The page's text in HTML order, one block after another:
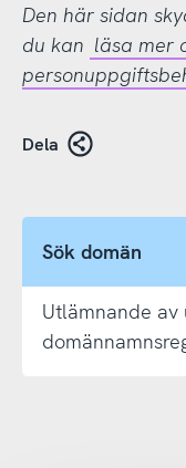
Den här sidan
du kan läsa mer
Dela
Sök domän
Utlämnande